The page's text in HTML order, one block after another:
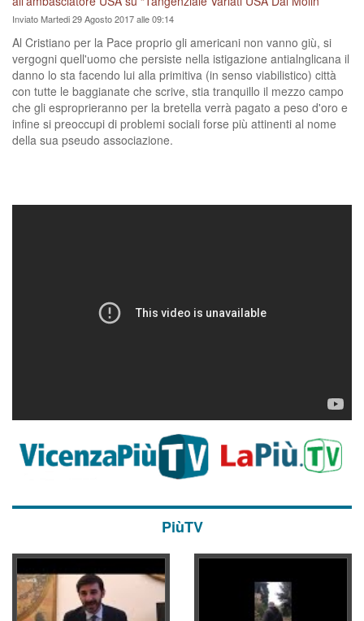
Inviato Martedi 29 Agosto 2017 alle 09:14
Al Cristiano per la Pace proprio gli americani non vanno giù, si
vergogni quell'uomo che persiste nella istigazione antialnglicana il
danno lo sta facendo lui alla primitiva (in senso viabilistico) città
con tutte le baggianate che scrive, stia tranquillo il mezzo campo
che gli esproprieranno per la bretella verrà pagato a peso d'oro e
infine si preoccupi di problemi sociali forse più attinenti al nome
della sua pseudo associazione.
PiùTV